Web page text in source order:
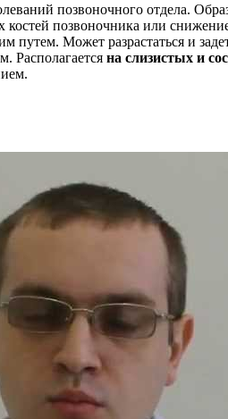
позвоночного отдела.
позвоночника или
путем. Может разрастаться и
Располагается на слизистых и